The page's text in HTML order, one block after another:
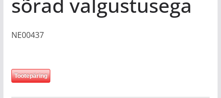
NE00437
Tootepäring